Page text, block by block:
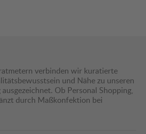
verbinden wir kuratierte
und Nähe zu unseren
Ob Personal Shopping,
durch Maßkonfektion bei